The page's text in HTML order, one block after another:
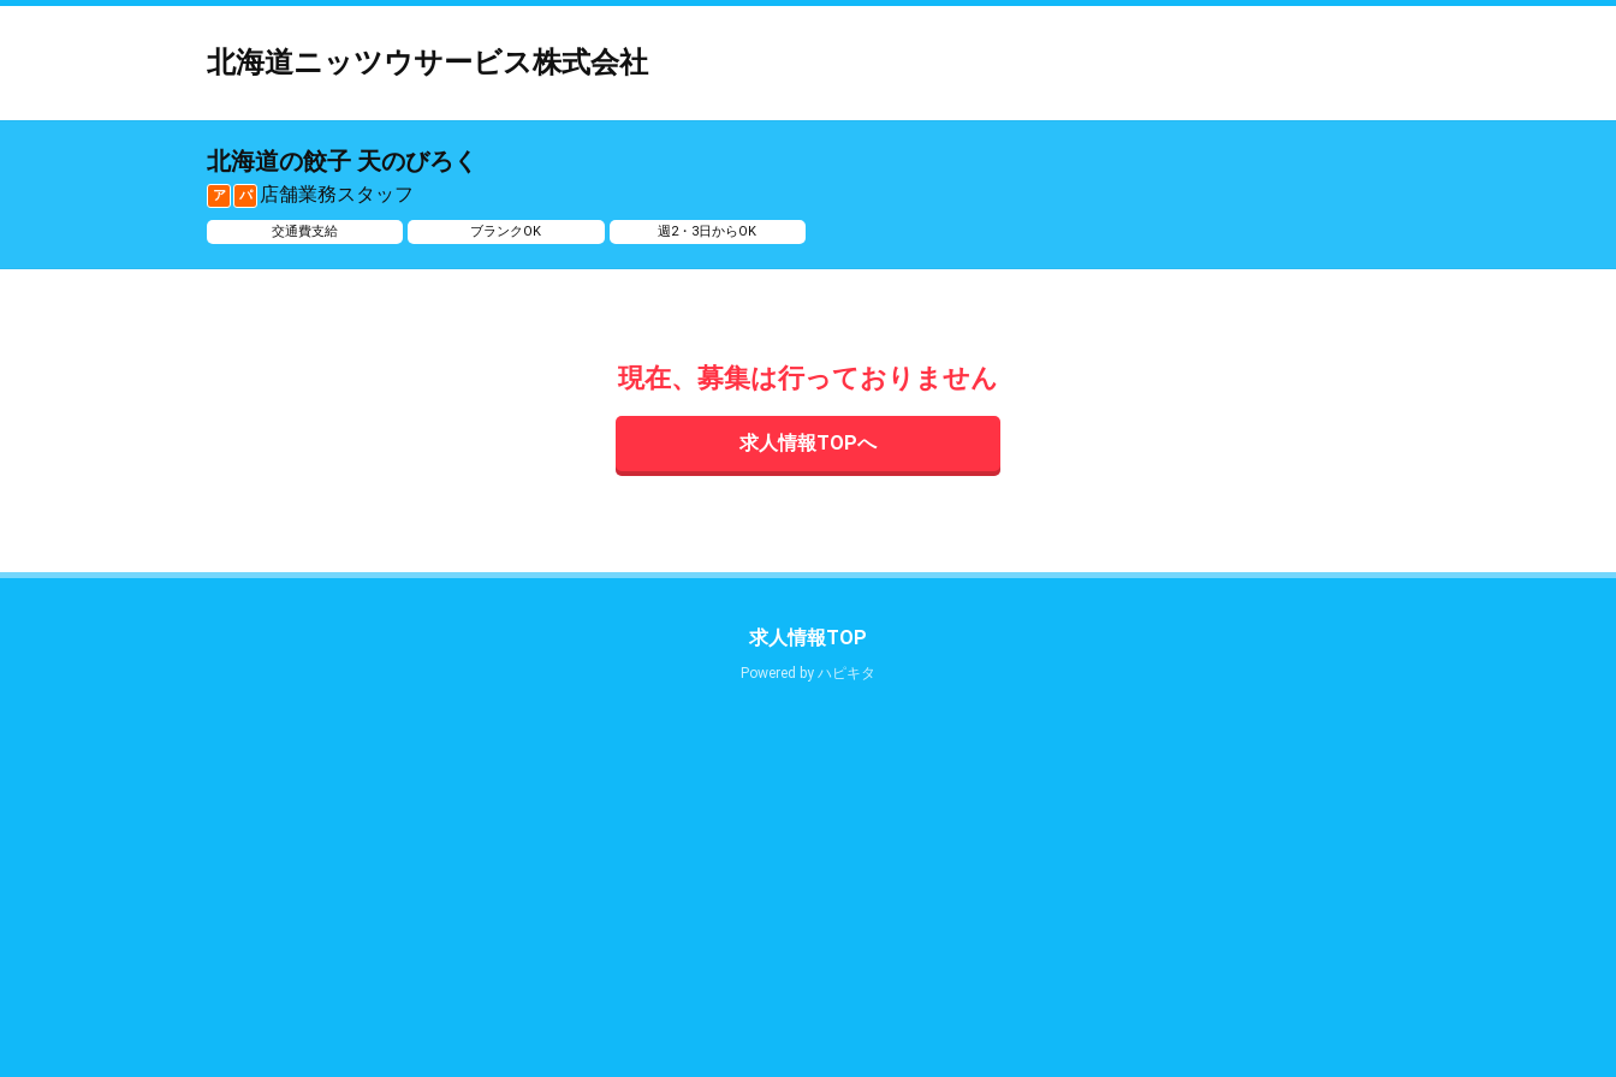
北海道ニッツウサービス株式会社
北海道の餃子 天のびろく
ア パ 店舗業務スタッフ
交通費支給 ブランクOK 週2・3日からOK
現在、募集は行っておりません
求人情報TOPへ
求人情報TOP
Powered by ハピキタ